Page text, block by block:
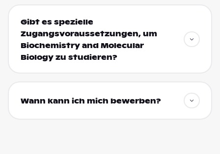
Gibt es spezielle
Zugangsvoraussetzungen, um
Biochemistry and Molecular
Biology zu studieren?
Wann kann ich mich bewerben?